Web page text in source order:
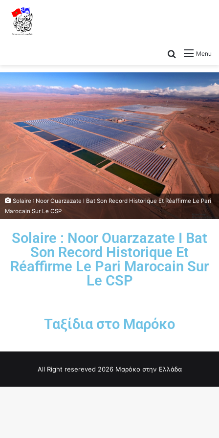
Menu
Solaire : Noor Ouarzazate I Bat Son Record Historique Et Réaffirme Le Pari
Marocain Sur Le CSP
Solaire : Noor Ouarzazate I Bat
Son Record Historique Et
Réaffirme Le Pari Marocain Sur
Le CSP
Ταξίδια στο Μαρόκο
All Right resereved 2026 Μαρόκο στην Ελλάδα